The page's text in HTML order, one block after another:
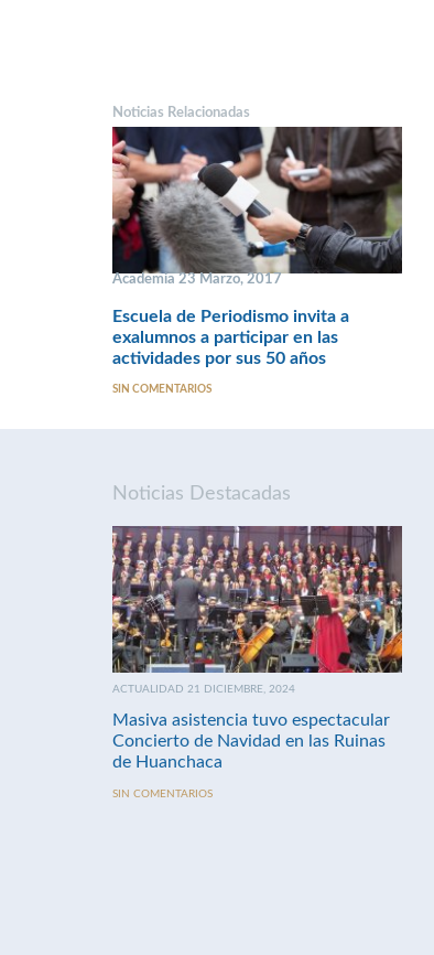
Noticias Relacionadas
Academia 23 Marzo, 2017
Escuela de Periodismo invita a
exalumnos a participar en las
actividades por sus 50 años
SIN COMENTARIOS
Noticias Destacadas
ACTUALIDAD 21 DICIEMBRE, 2024
Masiva asistencia tuvo espectacular
Concierto de Navidad en las Ruinas
de Huanchaca
SIN COMENTARIOS